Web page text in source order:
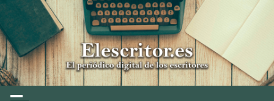
Skip
to
content
Elescritor.es
El periódico digital de los escritores